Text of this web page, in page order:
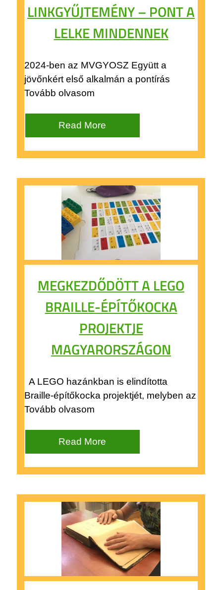
LINKGYŰJTEMÉNY – PONT A
LELKE MINDENNEK
2024-ben az MVGYOSZ Együtt a
jövőnkért első alkalmán a pontírás
Tovább olvasom
Read More
MEGKEZDŐDÖTT A LEGO
BRAILLE-ÉPÍTŐKOCKA
PROJEKTJE
MAGYARORSZÁGON
A LEGO hazánkban is elindította
Braille-építőkocka projektjét, melyben az
Tovább olvasom
Read More